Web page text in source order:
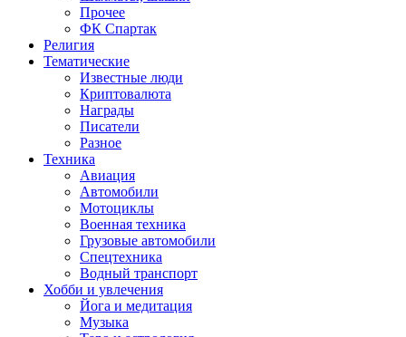
Прочее
ФК Спартак
Религия
Тематические
Известные люди
Криптовалюта
Награды
Писатели
Разное
Техника
Авиация
Автомобили
Мотоциклы
Военная техника
Грузовые автомобили
Спецтехника
Водный транспорт
Хобби и увлечения
Йога и медитация
Музыка